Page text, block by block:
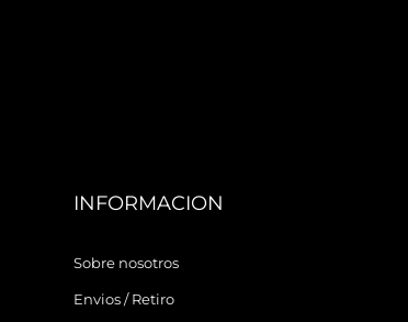
INFORMACION
Sobre nosotros
Envios / Retiro